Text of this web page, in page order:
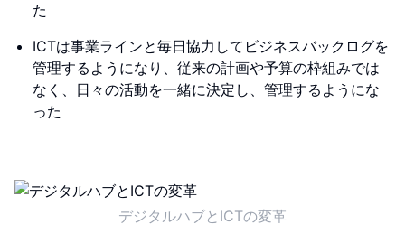
た
ICTは事業ラインと毎日協力してビジネスバックログを
管理するようになり、従来の計画や予算の枠組みでは
なく、日々の活動を一緒に決定し、管理するようにな
った
デジタルハブとICTの変革